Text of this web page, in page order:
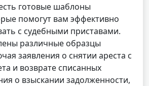
готовые шаблоны
помогут вам эффективно
с судебными приставами.
различные образцы
заявления о снятии ареста с
и возврате списанных
о взыскании задолженности,